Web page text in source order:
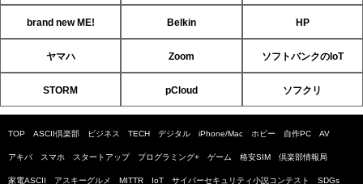
brand new ME! Belkin HP
ヤマハ Zoom ソフトバンクのIoT
STORM pCloud ソフクリ
TOP ASCII倶楽部 ビジネス TECH デジタル iPhone/Mac ホビー 自作PC AV
アキバ スマホ スタートアップ プログラミング+ ゲーム 格安SIM 倶楽部情報局
家電ASCII アスキーグルメ MITTR IoT サイバーセキュリティ小説コンテスト SDGs